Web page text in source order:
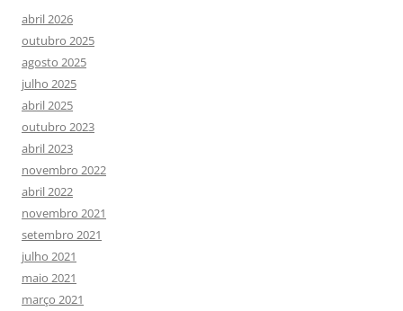
abril 2026
outubro 2025
agosto 2025
julho 2025
abril 2025
outubro 2023
abril 2023
novembro 2022
abril 2022
novembro 2021
setembro 2021
julho 2021
maio 2021
março 2021